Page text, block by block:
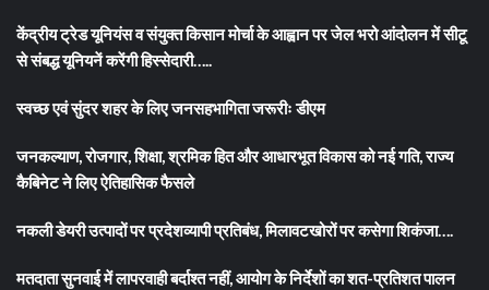
केंद्रीय ट्रेड यूनियंस व संयुक्त किसान मोर्चा के आह्वान पर जेल भरो आंदोलन में सीटू
से संबद्ध यूनियनें करेंगी हिस्सेदारी…..
स्वच्छ एवं सुंदर शहर के लिए जनसहभागिता जरूरीः डीएम
जनकल्याण, रोजगार, शिक्षा, श्रमिक हित और आधारभूत विकास को नई गति, राज्य
कैबिनेट ने लिए ऐतिहासिक फैसले
नकली डेयरी उत्पादों पर प्रदेशव्यापी प्रतिबंध, मिलावटखोरों पर कसेगा शिकंजा….
मतदाता सुनवाई में लापरवाही बर्दाश्त नहीं, आयोग के निर्देशों का शत-प्रतिशत पालन